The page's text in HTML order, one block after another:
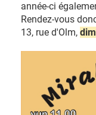
année-ci
Rendez-vous
13, rue d'Olm,